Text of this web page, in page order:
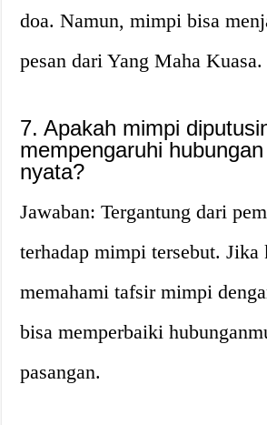
doa. Namun, mimpi bisa
pesan dari Yang Maha Kuasa.
7. Apakah mimpi
mempengaruhi
nyata?
Jawaban: Tergantung dari
terhadap mimpi tersebut. Jika
memahami tafsir mimpi
bisa memperbaiki
pasangan.